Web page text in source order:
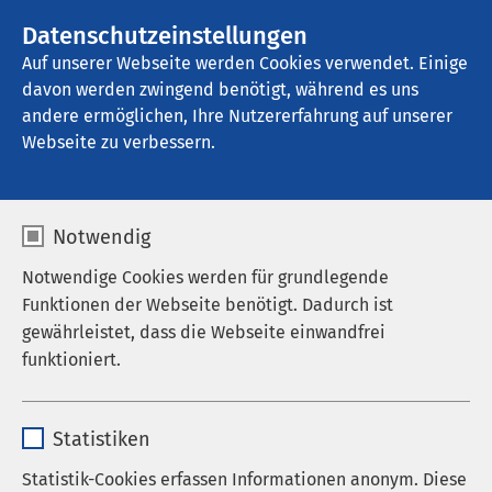
Datenschutzeinstellungen
Auf unserer Webseite werden Cookies verwendet. Einige
davon werden zwingend benötigt, während es uns
andere ermöglichen, Ihre Nutzererfahrung auf unserer
Webseite zu verbessern.
Notwendig
Notwendige Cookies werden für grundlegende
Funktionen der Webseite benötigt. Dadurch ist
gewährleistet, dass die Webseite einwandfrei
funktioniert.
Anbieter sgalinski
Statistiken
Statistik-Cookies erfassen Informationen anonym. Diese
AMEOS Klinikum Warendorf „Joseph
Zumloh“
Adipositaszentrum